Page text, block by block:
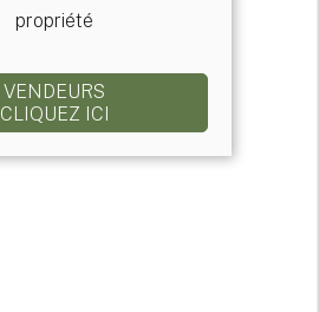
propriété
VENDEURS
CLIQUEZ ICI